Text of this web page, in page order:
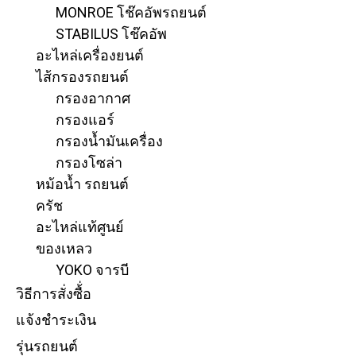
MONROE โช๊คอัพรถยนต์
STABILUS โช๊คอัพ
อะไหล่เครื่องยนต์
ไส้กรองรถยนต์
กรองอากาศ
กรองแอร์
กรองน้ำมันเครื่อง
กรองโซล่า
หม้อน้ำ รถยนต์
ครัช
อะไหล่แท้ศูนย์
ของเหลว
YOKO จารบี
วิธีการสั่งซื้่อ
แจ้งชำระเงิน
รุ่นรถยนต์